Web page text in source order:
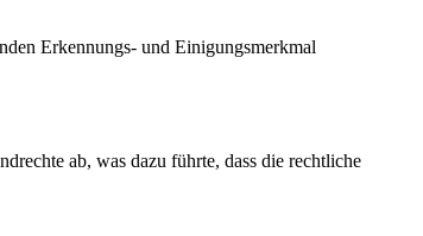
Erkennungs- und Einigungsmerkmal
ab, was dazu führte, dass die rechtliche